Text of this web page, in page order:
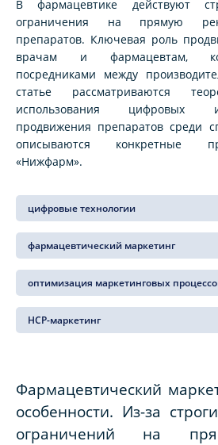
В фармацевтике действуют
ограничения на прямую
препаратов. Ключевая роль
врачам и фармацевтам,
посредниками между
статье рассматриваются
использования цифровых
продвижения препаратов среди
описываются конкретные
«Нижфарм».
цифровые технологии
фармацевтический маркетинг
оптимизация маркетинговых
HCP-маркетинг
Фармацевтический
особенности. Из-за
ограничений на